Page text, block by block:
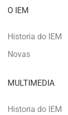
O IEM
Historia do IEM
Novas
MULTIMEDIA
Historia do IEM